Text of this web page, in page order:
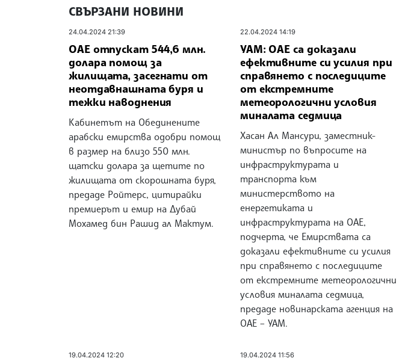
СВЪРЗАНИ НОВИНИ
24.04.2024 21:39
ОАЕ отпускат 544,6 млн.
долара помощ за
жилищата, засегнати от
неотдавнашната буря и
тежки наводнения
Кабинетът на Обединените
арабски емирства одобри помощ
в размер на близо 550 млн.
щатски долара за щетите по
жилищата от скорошната буря,
предаде Ройтерс, цитирайки
премиерът и емир на Дубай
Мохамед бин Рашид ал Мактум.
22.04.2024 14:19
УАМ: ОАЕ са доказали
ефективните си усилия при
справянето с последиците
от екстремните
метеорологични условия
миналата седмица
Хасан Ал Мансури, заместник-
министър по въпросите на
инфраструктурата и
транспорта към
министерството на
енергетиката и
инфраструктурата на ОАЕ,
подчерта, че Емирствата са
доказали ефективните си усилия
при справянето с последиците
от екстремните метеорологични
условия миналата седмица,
предаде новинарската агенция на
ОАЕ – УАМ.
19.04.2024 12:20 19.04.2024 11:56